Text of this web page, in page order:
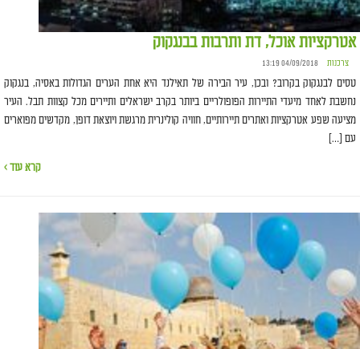
אטרקציות אוכל, דת ותרבות בבנגקוק
צרכנות 04/09/2018 13:19
טסים לבנגקוק בקרוב? ובכן, עיר הבירה של תאילנד היא אחת הערים הגדולות באסיה, בנגקוק
נחשבת לאחד מיעדי התיירות הפופולריים ביותר בקרב ישראלים ותיירים מכל קצוות תבל. העיר
מציעה שפע אטרקציות ואתרים תיירותיים, חוויה קולינרית מרגשת ויוצאת דופן, מקדשים מפוארים
עם […]
קרא עוד ›